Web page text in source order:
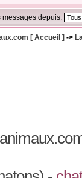
messages depuis:
[ Accueil ] ->